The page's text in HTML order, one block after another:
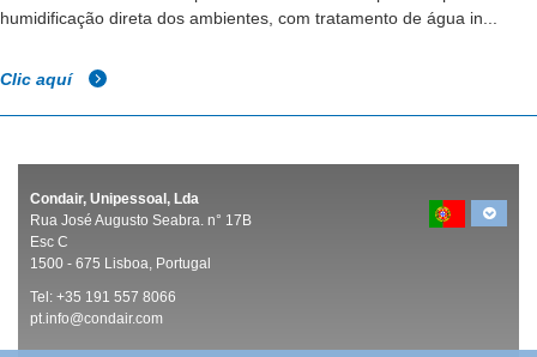
humidificação direta dos ambientes, com tratamento de água in...
Clic aquí
Condair, Unipessoal, Lda
Rua José Augusto Seabra. n° 17B
Esc C
1500 - 675 Lisboa, Portugal
Tel: +35 191 557 8066
pt.info@condair.com